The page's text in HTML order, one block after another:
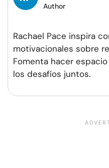
Author
Rachael Pace inspira
motivacionales sobre
Fomenta hacer
los desafíos juntos.